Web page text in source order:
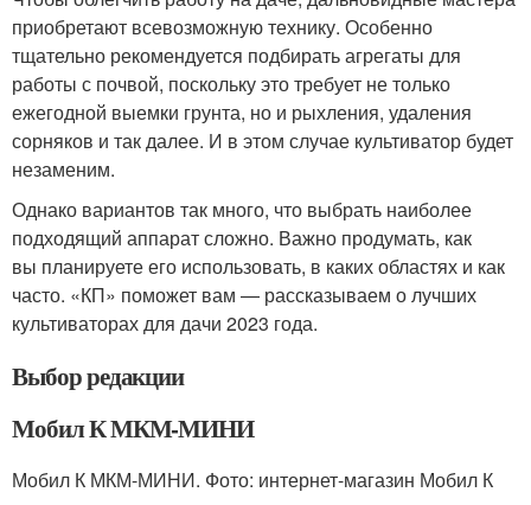
приобретают всевозможную технику. Особенно
тщательно рекомендуется подбирать агрегаты для
работы с почвой, поскольку это требует не только
ежегодной выемки грунта, но и рыхления, удаления
сорняков и так далее. И в этом случае культиватор будет
незаменим.
Однако вариантов так много, что выбрать наиболее
подходящий аппарат сложно. Важно продумать, как
вы планируете его использовать, в каких областях и как
часто. «КП» поможет вам — рассказываем о лучших
культиваторах для дачи 2023 года.
Выбор редакции
Мобил К МКМ-МИНИ
Мобил К МКМ-МИНИ. Фото: интернет-магазин Мобил К